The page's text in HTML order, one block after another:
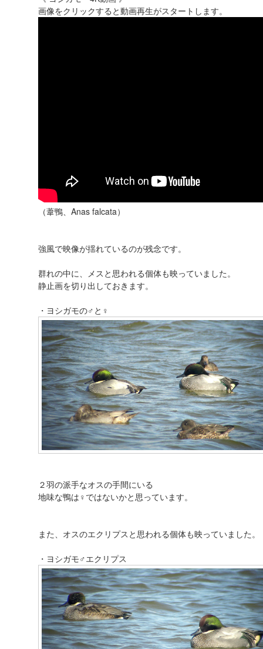
画像をクリックすると動画再生がスタートします。
（葦鴨、Anas falcata）
強風で映像が揺れているのが残念です。
群れの中に、メスと思われる個体も映っていました。
静止画を切り出しておきます。
・ヨシガモの♂と♀
２羽の派手なオスの手間にいる
地味な鴨は♀ではないかと思っています。
また、オスのエクリプスと思われる個体も映っていました。
・ヨシガモ♂エクリプス